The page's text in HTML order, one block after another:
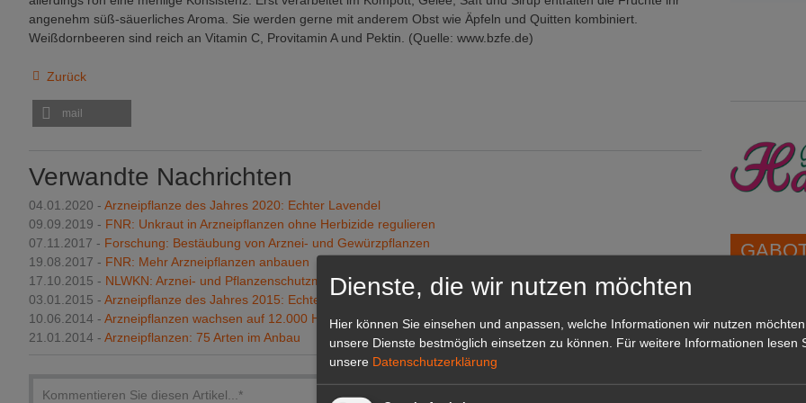
angenehm süß-säuerliches Aroma. Sie werden gerne mit anderem Obst wie Äpfeln und Quitten kombiniert.
Weißdornbeeren sind reich an Vitamin C, Provitamin A und Pektin. (Quelle: www.bzfe.de)
Zurück
mail
Verwandte Nachrichten
04.01.2020 - Arzneipflanze des Jahres 2020: Echter Lavendel
09.09.2019 - FNR: Unkraut in Arzneipflanzen ohne Herbizide regulieren
07.11.2017 - Forschung: Bestäubung von Arznei- und Gewürzpflanzen
19.08.2017 - FNR: Mehr Arzneipflanzen anbauen
17.10.2015 - NLWKN: Arznei- und Pflanzenschutzmittel gehören nicht ins Grundwasser
03.01.2015 - Arzneipflanze des Jahres 2015: Echtes Johanniskraut
10.06.2014 - Arzneipflanzen wachsen auf 12.000 Hektar
21.01.2014 - Arzneipflanzen: 75 Arten im Anbau
grünen
Dienste, die wir nutzen möchten
Hier können Sie einsehen und anpassen, welche Informationen wir nutzen
unsere Dienste bestmöglich einsetzen zu können.
Für weitere Informationen lesen
unsere Datenschutzerklärung